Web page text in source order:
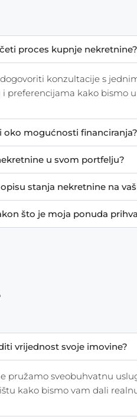
proces kupnje nekretnine?
konzultacije s
preferencijama kako bismo
oko mogućnosti financiranja?
u svom portfelju?
stanja nekretnine na
što je moja ponuda
vrijednost svoje imovine?
pružamo sveobuhvatnu
kako bismo vam dali